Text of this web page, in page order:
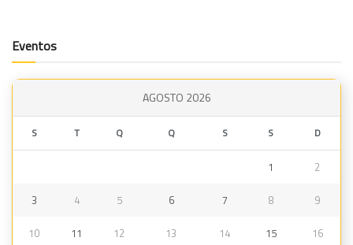
Eventos
AGOSTO 2026
S T Q Q S S D
1 2
3 4 5 6 7 8 9
10 11 12 13 14 15 16